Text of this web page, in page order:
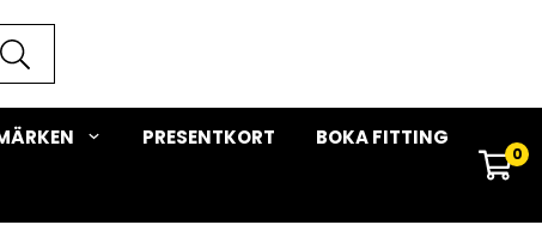
PRESENTKORT BOKA FITTING
0